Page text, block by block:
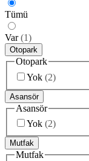
Tümü
Var (1)
Otopark
Otopark
Yok (2)
Asansör
Asansör
Yok (2)
Mutfak
Mutfak